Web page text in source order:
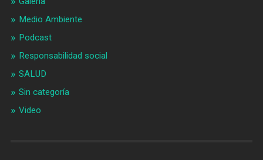
Medio Ambiente
Podcast
Responsabilidad social
SALUD
Sin categoría
Video